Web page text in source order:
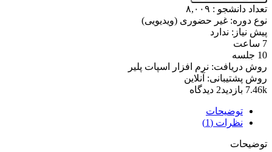
خوانی
و
قراردادنویسی
(جامع
و
پیشرفته)
✔️
عدد
تعداد دانشجو : ۸,۰۰۹
نوع دوره: غیر حضوری (ویدیویی)
پیش نیاز: ندارد
7 ساعت
10 جلسه
روش دریافت: نرم افزار اسپات پلیر
روش پشتیبانی: آنلاین
7.46k بازدید
2 دیدگاه
توضیحات
نظرات (1)
توضیحات